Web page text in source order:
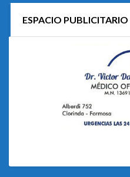
ESPACIO PUBLICITARIO